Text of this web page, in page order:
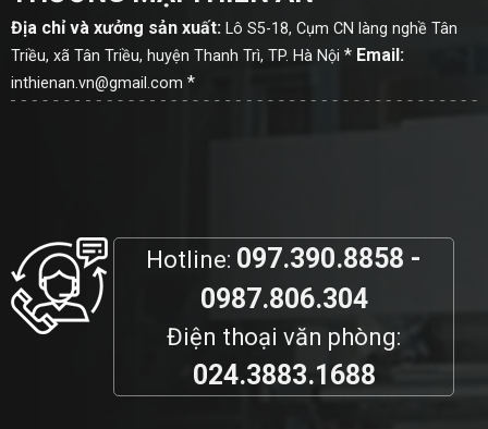
Địa chỉ và xưởng sản xuất: Lô S5-18, Cụm CN làng nghề Tân
Triều, xã Tân Triều, huyện Thanh Trì, TP. Hà Nội * Email:
inthienan.vn@gmail.com *
Hotline: 097.390.8858 -
0987.806.304
Điện thoại văn phòng:
024.3883.1688